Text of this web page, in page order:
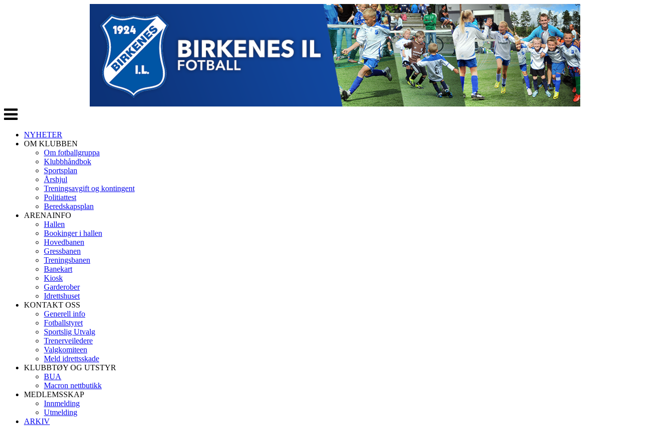
Veksle
navigasjon
NYHETER
OM KLUBBEN
Om fotballgruppa
Klubbhåndbok
Sportsplan
Årshjul
Treningsavgift og kontingent
Politiattest
Beredskapsplan
ARENAINFO
Hallen
Bookinger i hallen
Hovedbanen
Gressbanen
Treningsbanen
Banekart
Kiosk
Garderober
Idrettshuset
KONTAKT OSS
Generell info
Fotballstyret
Sportslig Utvalg
Trenerveiledere
Valgkomiteen
Meld idrettsskade
KLUBBTØY OG UTSTYR
BUA
Macron nettbutikk
MEDLEMSSKAP
Innmelding
Utmelding
ARKIV